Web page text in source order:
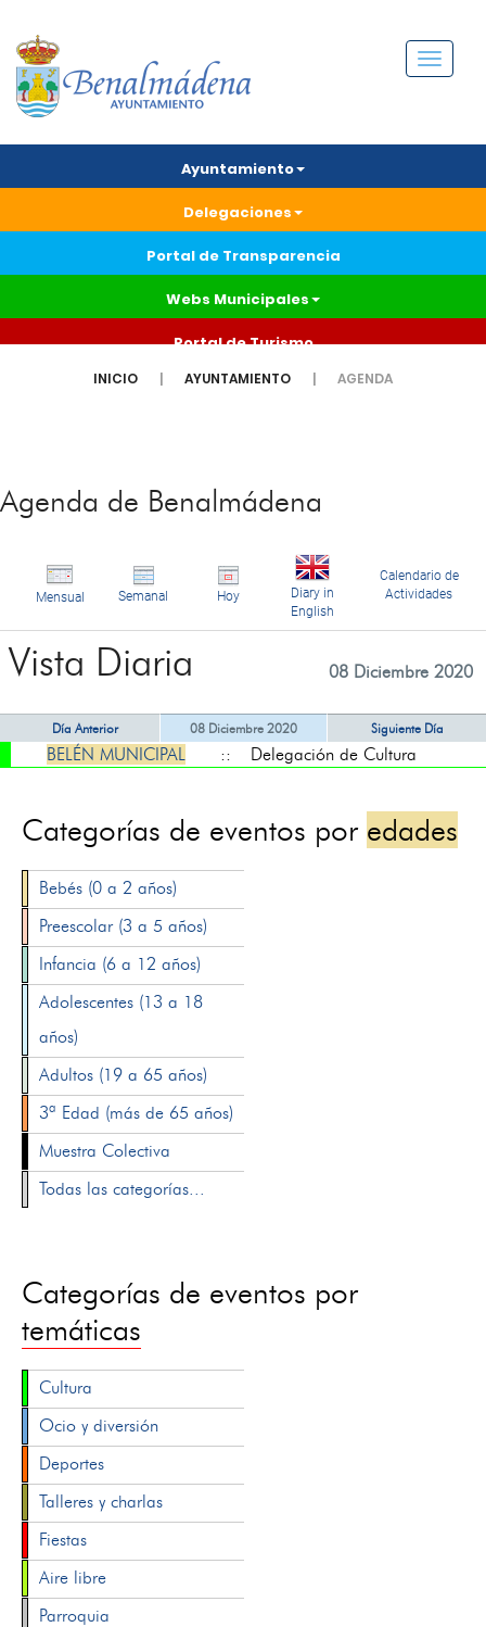
Menú
Ayuntamiento
Delegaciones
Portal de Transparencia
Webs Municipales
Portal de Turismo
INICIO AYUNTAMIENTO AGENDA
Agenda de Benalmádena
Mensual Semanal Hoy
Diary in
English
Calendario de
Actividades
Vista Diaria 08 Diciembre 2020
Día Anterior 08 Diciembre 2020 Siguiente Día
BELÉN MUNICIPAL :: Delegación de Cultura
Categorías de eventos por edades
Bebés (0 a 2 años)
Preescolar (3 a 5 años)
Infancia (6 a 12 años)
Adolescentes (13 a 18
años)
Adultos (19 a 65 años)
3ª Edad (más de 65 años)
Muestra Colectiva
Todas las categorías...
Categorías de eventos por
temáticas
Cultura
Ocio y diversión
Deportes
Talleres y charlas
Fiestas
Aire libre
Parroquia